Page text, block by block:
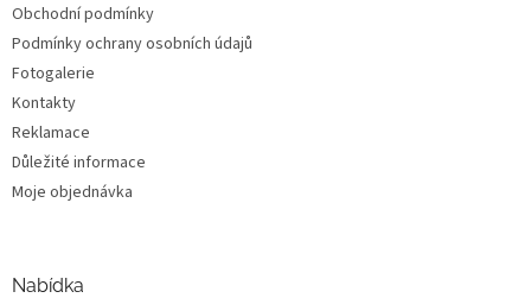
Obchodní podmínky
Podmínky ochrany osobních údajů
Fotogalerie
Kontakty
Reklamace
Důležité informace
Moje objednávka
Nabídka